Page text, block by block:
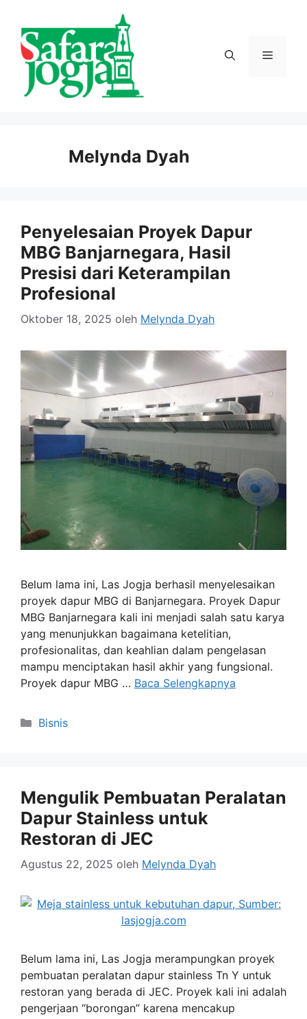
Menu
Melynda Dyah
Penyelesaian Proyek Dapur
MBG Banjarnegara, Hasil
Presisi dari Keterampilan
Profesional
Oktober 18, 2025 oleh Melynda Dyah
Belum lama ini, Las Jogja berhasil menyelesaikan
proyek dapur MBG di Banjarnegara. Proyek Dapur
MBG Banjarnegara kali ini menjadi salah satu karya
yang menunjukkan bagaimana ketelitian,
profesionalitas, dan keahlian dalam pengelasan
mampu menciptakan hasil akhir yang fungsional.
Proyek dapur MBG … Baca Selengkapnya
Kategori
Bisnis
Mengulik Pembuatan Peralatan
Dapur Stainless untuk
Restoran di JEC
Agustus 22, 2025 oleh Melynda Dyah
Belum lama ini, Las Jogja merampungkan proyek
pembuatan peralatan dapur stainless Tn Y untuk
restoran yang berada di JEC. Proyek kali ini adalah
pengerjaan “borongan” karena mencakup